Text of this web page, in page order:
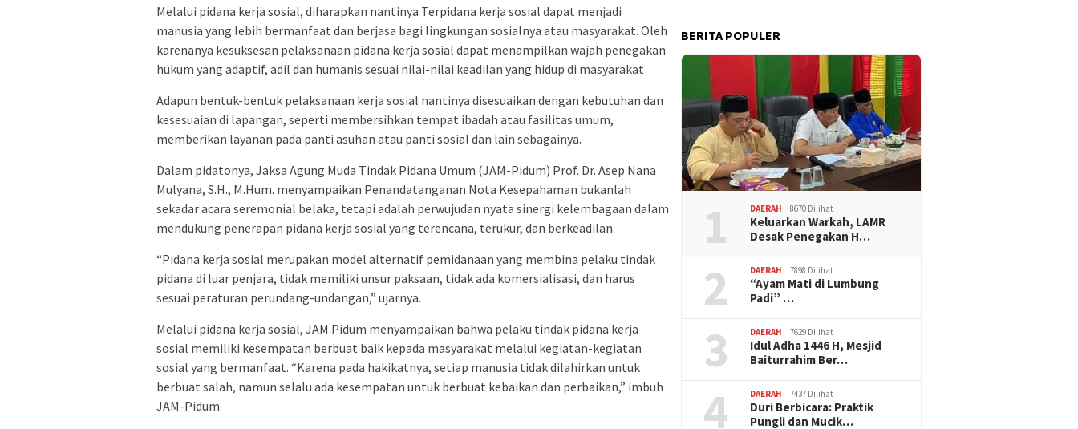
Melalui pidana kerja sosial, diharapkan nantinya Terpidana kerja sosial dapat menjadi
manusia yang lebih bermanfaat dan berjasa bagi lingkungan sosialnya atau masyarakat. Oleh
karenanya kesuksesan pelaksanaan pidana kerja sosial dapat menampilkan wajah penegakan
hukum yang adaptif, adil dan humanis sesuai nilai-nilai keadilan yang hidup di masyarakat
Adapun bentuk-bentuk pelaksanaan kerja sosial nantinya disesuaikan dengan kebutuhan dan
kesesuaian di lapangan, seperti membersihkan tempat ibadah atau fasilitas umum,
memberikan layanan pada panti asuhan atau panti sosial dan lain sebagainya.
Dalam pidatonya, Jaksa Agung Muda Tindak Pidana Umum (JAM-Pidum) Prof. Dr. Asep Nana
Mulyana, S.H., M.Hum. menyampaikan Penandatanganan Nota Kesepahaman bukanlah
sekadar acara seremonial belaka, tetapi adalah perwujudan nyata sinergi kelembagaan dalam
mendukung penerapan pidana kerja sosial yang terencana, terukur, dan berkeadilan.
“Pidana kerja sosial merupakan model alternatif pemidanaan yang membina pelaku tindak
pidana di luar penjara, tidak memiliki unsur paksaan, tidak ada komersialisasi, dan harus
sesuai peraturan perundang-undangan,” ujarnya.
Melalui pidana kerja sosial, JAM Pidum menyampaikan bahwa pelaku tindak pidana kerja
sosial memiliki kesempatan berbuat baik kepada masyarakat melalui kegiatan-kegiatan
sosial yang bermanfaat. “Karena pada hakikatnya, setiap manusia tidak dilahirkan untuk
berbuat salah, namun selalu ada kesempatan untuk berbuat kebaikan dan perbaikan,” imbuh
JAM-Pidum.
BERITA POPULER
1 DAERAH 8670 Dilihat
Keluarkan Warkah, LAMR
Desak Penegakan H…
2 DAERAH 7898 Dilihat
“Ayam Mati di Lumbung
Padi” …
3 DAERAH 7629 Dilihat
Idul Adha 1446 H, Mesjid
Baiturrahim Ber…
4 DAERAH 7437 Dilihat
Duri Berbicara: Praktik
Pungli dan Mucik…